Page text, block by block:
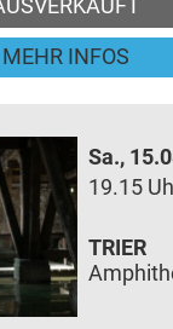
MEHR INFOS
Sa.,
19.15
TRIER